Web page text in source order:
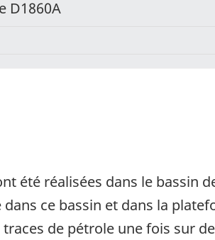
D1860A
été réalisées dans le bassin
ce bassin et dans la
de pétrole une fois sur